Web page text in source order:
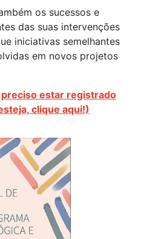
os sucessos e
das suas intervenções
iniciativas semelhantes
em novos projetos
estar registrado
clique aqui!)